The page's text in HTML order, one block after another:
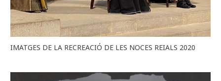
IMATGES DE LA RECREACIÓ DE LES NOCES REIALS 2020